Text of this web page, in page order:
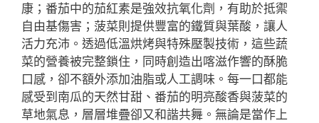
康；番茄中的茄紅素是強效抗氧化劑，有助於抵禦
自由基傷害；菠菜則提供豐富的鐵質與葉酸，讓人
活力充沛。透過低溫烘烤與特殊壓製技術，這些蔬
菜的營養被完整鎖住，同時創造出喀滋作響的酥脆
口感，卻不額外添加油脂或人工調味。每一口都能
感受到南瓜的天然甘甜、番茄的明亮酸香與菠菜的
草地氣息，層層堆疊卻又和諧共舞。無論是當作上